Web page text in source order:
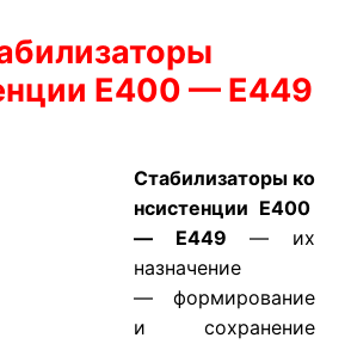
Е400 — Е449
Стабилизаторы ко
нсистенции Е400
— Е449 — их
назначение
— формирование
и сохранение